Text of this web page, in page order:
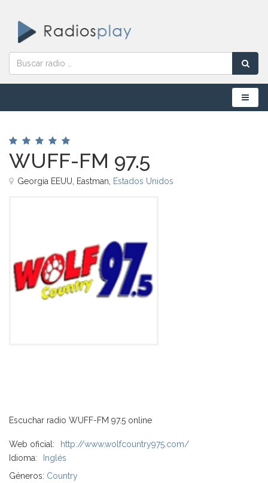
Menú
WUFF-FM 97.5
Georgia EEUU, Eastman, Estados Unidos
Escuchar radio WUFF-FM 97.5 online
Web oficial:
http://www.wolfcountry975.com/
Idioma:
Inglés
Géneros: Country